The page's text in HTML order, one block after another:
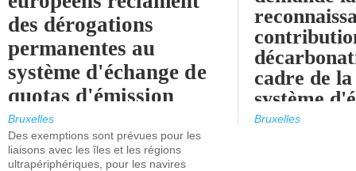
des dérogations
permanentes au
système d'échange de
quotas d'émission
maritimes de l'UE
après 2030.
Bruxelles
Des exemptions sont prévues pour les
liaisons avec les îles et les régions
ultrapériphériques, pour les navires
cadre de
système
quotas
Bruxelles